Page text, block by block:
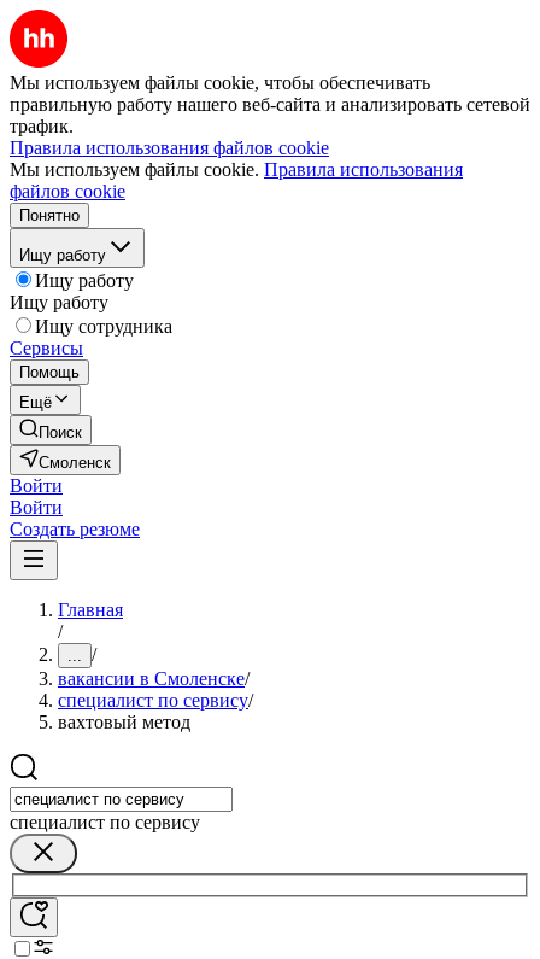
Мы используем файлы cookie, чтобы обеспечивать
правильную работу нашего веб-сайта и анализировать сетевой
трафик.
Правила использования файлов cookie
Мы используем файлы cookie. Правила использования
файлов cookie
Понятно
Ищу работу
Ищу работу
Ищу работу
Ищу сотрудника
Сервисы
Помощь
Ещё
Поиск
Смоленск
Войти
Войти
Создать резюме
Главная
/
... /
вакансии в Смоленске/
специалист по сервису/
вахтовый метод
специалист по сервису